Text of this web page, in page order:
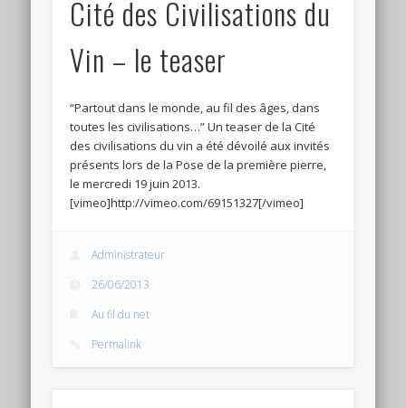
Connexion
Flux des publications
Site de WordPress-FR
Cité des Civilisations du
Vin – le teaser
“Partout dans le monde, au fil des âges, dans
toutes les civilisations…” Un teaser de la Cité
des civilisations du vin a été dévoilé aux invités
présents lors de la Pose de la première pierre,
le mercredi 19 juin 2013.
[vimeo]http://vimeo.com/69151327[/vimeo]
Administrateur
26/06/2013
Au fil du net
Permalink